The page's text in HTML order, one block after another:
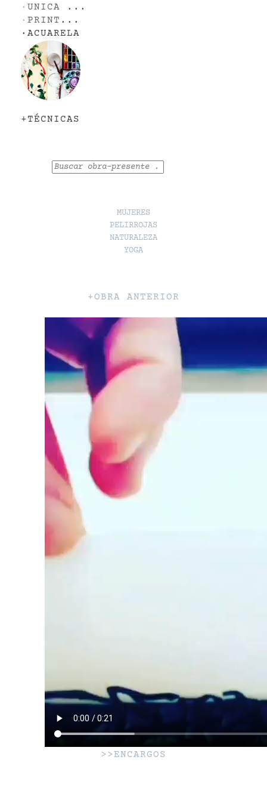
· UNICA ...
· PRINT ...
· ACUARELA
+TÉCNICAS
MUJERES
PELIRROJAS
NATURALEZA
YOGA
+OBRA ANTERIOR
>>ENCARGOS